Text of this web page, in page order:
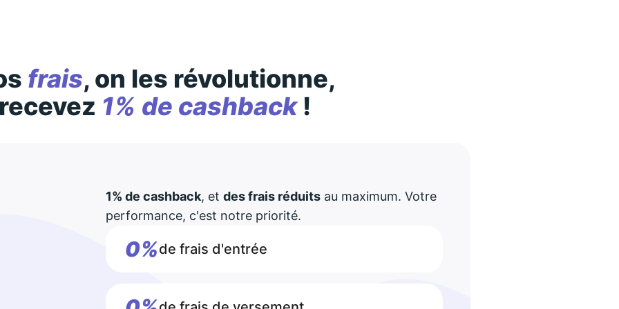
frais, on les révolutionne,
1% de cashback!
1% de cashback, et des frais réduitsau maximum. Votre
performance, c'est notre priorité.
0%de frais d'entrée